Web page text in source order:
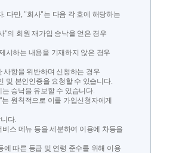
다만, "회사"는 다음 각 호에 해당하는
의 회원 재가입 승낙을 얻은 경우
시하는 내용을 기재하지 않은 경우
항을 위반하며 신청하는 경우
및 본인인증을 요청할 수 있습니다.
승낙을 유보할 수 있습니다.
원칙적으로 이를 가입신청자에게
다.
스 메뉴 등을 세분하여 이용에 차등을
따른 등급 및 연령 준수를 위해 이용